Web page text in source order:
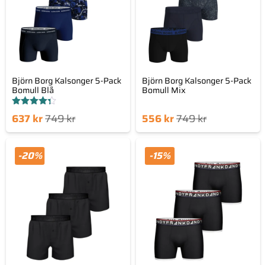
Björn Borg Kalsonger 5-Pack
Bomull Blå
4.29
749kr
Det
priset
var:
637kr
Björn Borg Kalsonger 5-Pack
Bomull Mix
749kr
Det
ursprungliga
priset
var:
556kr
nuvarande
-20% -15%